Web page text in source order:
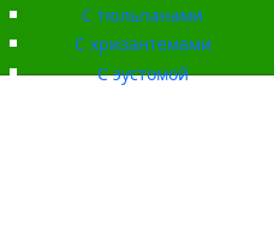
С тюльпанами
С хризантемами
С эустомой